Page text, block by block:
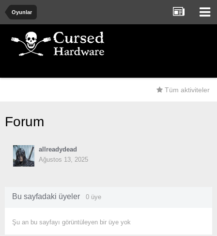
Oyunlar
Tüm aktiviteler
Forum
allreadydead
Ağustos 13, 2025
Bu sayfadaki üyeler 0 üye
Şu an bu sayfayı görüntüleyen bir üye yok